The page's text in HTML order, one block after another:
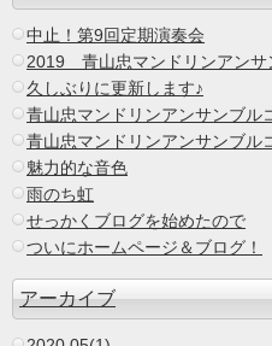
中止！第9回定期演奏会
2019 青山忠マンドリンアン
久しぶりに更新します♪
青山忠マンドリンアンサンブ
青山忠マンドリンアンサンブル
魅力的な音色
雨のち虹
せっかくブログを始めたので
ついにホームページ＆ブログ！
アーカイブ